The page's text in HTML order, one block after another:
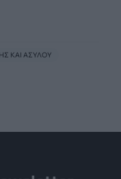
ΚΑΙ ΑΣΥΛΟΥ